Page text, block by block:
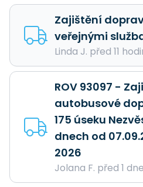
Zajištění
veřejnými
Linda J. před 11
ROV 93097 -
autobusové
175 úseku
dnech od
2026
Jolana F. před 1